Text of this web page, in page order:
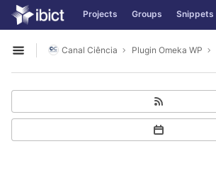
Skip to content
GitLab Projects Groups Snippets
Open sidebar
Canal Ciência Plugin Omeka WP